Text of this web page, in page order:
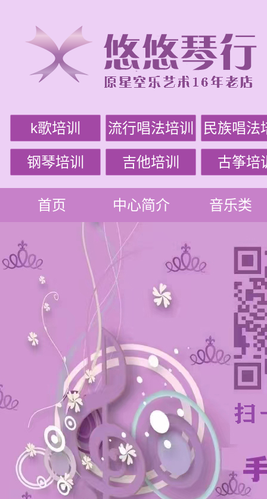
k歌培训 流行唱法培训 民族唱法
钢琴培训 吉他培训 古筝培
首页 中心简介 音乐类